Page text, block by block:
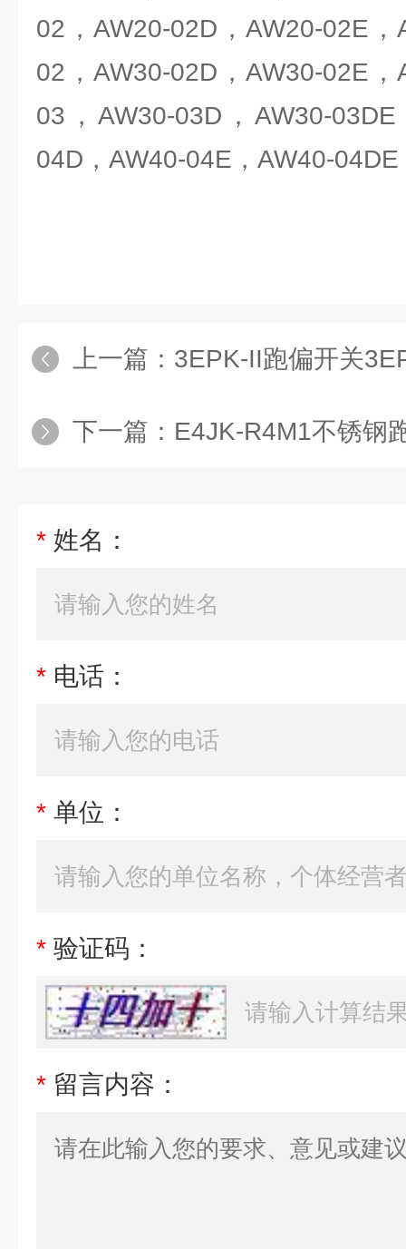
02，AW20-02D，AW20-02E，
02，AW30-02D，AW30-02E，
03，AW30-03D，AW30-
04D，AW40-04E，AW40-04DE
上一篇： 3EPK-II跑偏开关
下一篇： E4JK-R4M1不锈钢跑
* 姓名：
* 电话：
* 单位：
* 验证码：
* 留言内容：